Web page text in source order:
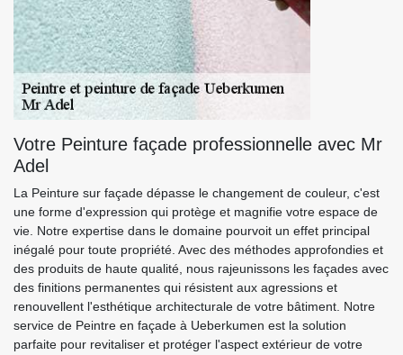
Votre Peinture façade professionnelle avec Mr
Adel
La Peinture sur façade dépasse le changement de couleur, c'est
une forme d'expression qui protège et magnifie votre espace de
vie. Notre expertise dans le domaine pourvoit un effet principal
inégalé pour toute propriété. Avec des méthodes approfondies et
des produits de haute qualité, nous rajeunissons les façades avec
des finitions permanentes qui résistent aux agressions et
renouvellent l'esthétique architecturale de votre bâtiment. Notre
service de Peintre en façade à Ueberkumen est la solution
parfaite pour revitaliser et protéger l'aspect extérieur de votre